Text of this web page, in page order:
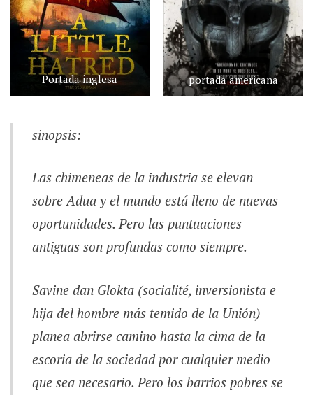
Portada inglesa portada americana
sinopsis:
Las chimeneas de la industria se elevan
sobre Adua y el mundo está lleno de nuevas
oportunidades. Pero las puntuaciones
antiguas son profundas como siempre.
Savine dan Glokta (socialité, inversionista e
hija del hombre más temido de la Unión)
planea abrirse camino hasta la cima de la
escoria de la sociedad por cualquier medio
que sea necesario. Pero los barrios pobres se